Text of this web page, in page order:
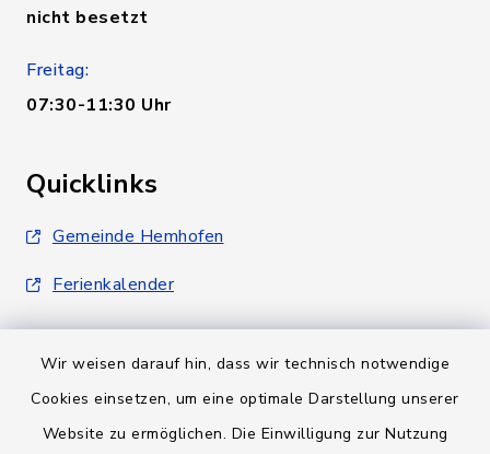
Wir weisen darauf hin, dass wir technisch notwendige
Cookies einsetzen, um eine optimale Darstellung unserer
Website zu ermöglichen. Die Einwilligung zur Nutzung
nicht besetzt
Freitag:
07:30-11:30 Uhr
Quicklinks
Gemeinde Hemhofen
Ferienkalender
Kontakt